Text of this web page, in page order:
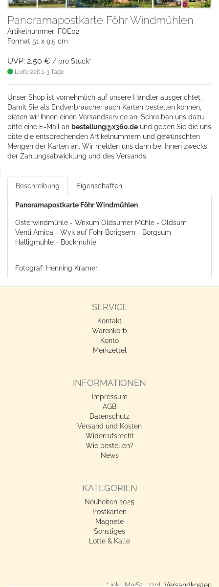
Panoramapostkarte Föhr Windmühlen
Artikelnummer: FOE02
Format 51 x 9,5 cm
UVP: 2,50 € / pro Stück*
Lieferzeit 1-3 Tage
Unser Shop ist vornehmlich auf unsere Händler ausgerichtet.
Damit Sie als Endverbraucher auch Karten bestellen können,
bieten wir Ihnen einen Versandservice an. Schreiben uns dazu
bitte eine E-Mail an bestellung@x360.de und geben Sie die uns
bitte die entsprechenden Artikelnummern und gewünschten
Mengen der Karten an. Wir melden uns dann bei Ihnen zwecks
der Zahlungsabwicklung und des Versands.
Beschreibung Eigenschaften
Panoramapostkarte Föhr Windmühlen
Osterwindmühle - Wrixum Oldsumer Mühle - Oldsum
Venti Amica - Wyk auf Föhr Borigsem - Borgsum
Halligmühle - Bockmühle
Fotograf: Henning Kramer
SERVICE
Kontakt
Warenkorb
Konto
Merkzettel
INFORMATIONEN
Impressum
AGB
Datenschutz
Versand und Kosten
Widerrufsrecht
Wie bestellen?
News
KATEGORIEN
Neuheiten 2025
Postkarten
Magnete
Sonstiges
Lotte & Kalle
* inkl. MwSt., zzgl.Versandkosten